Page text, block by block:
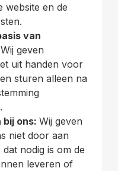
website en de
van
Wij geven
uit handen voor
sturen alleen na
bij ons: Wij geven
niet door aan
nodig is om de
leveren of